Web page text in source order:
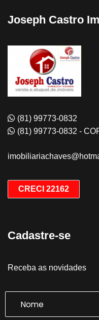
Joseph Castro
(81) 99773-0832
(81) 99773-0832 -
CRECI 22162
Cadastre-se
Receba as novidades